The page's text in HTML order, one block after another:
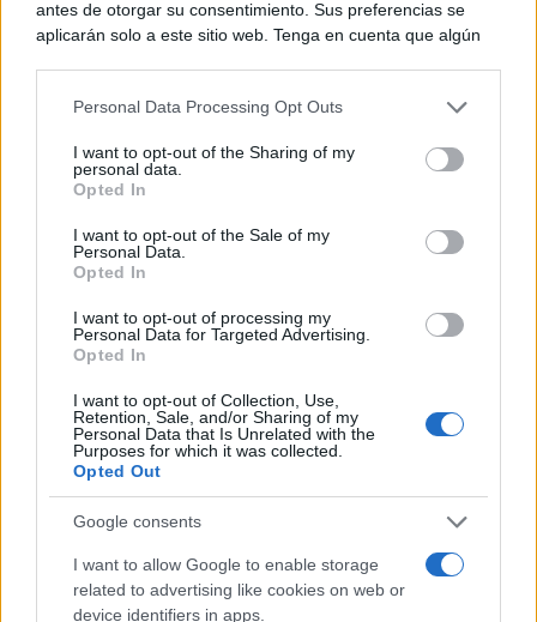
antes de otorgar su consentimiento. Sus preferencias se
aplicarán solo a este sitio web. Tenga en cuenta que algún
rechazar tal procesamiento. Puede cambiar sus preferencias
a este sitio y haciendo clic en el botón "Privacidad" en la
parte inferior de la página web.
Please note that this website/app uses one or more Google
services and may gather and store information including but
not limited to your visit or usage behaviour. You may click to
use your data for below specified purposes in below Google
consent section.
Personal Data Processing Opt Outs
I want to opt-out of the Sharing of my
personal data.
Opted In
I want to opt-out of the Sale of my
Personal Data.
Opted In
I want to opt-out of processing my
Personal Data for Targeted Advertising.
Opted In
I want to opt-out of Collection, Use,
Retention, Sale, and/or Sharing of my
Personal Data that Is Unrelated with the
Purposes for which it was collected.
Opted Out
Google consents
I want to allow Google to enable storage
related to advertising like cookies on web or
device identifiers in apps.
¿Sabes qué baja tu ánimo?
Lo haces todos los días y afecta cómo te sientes